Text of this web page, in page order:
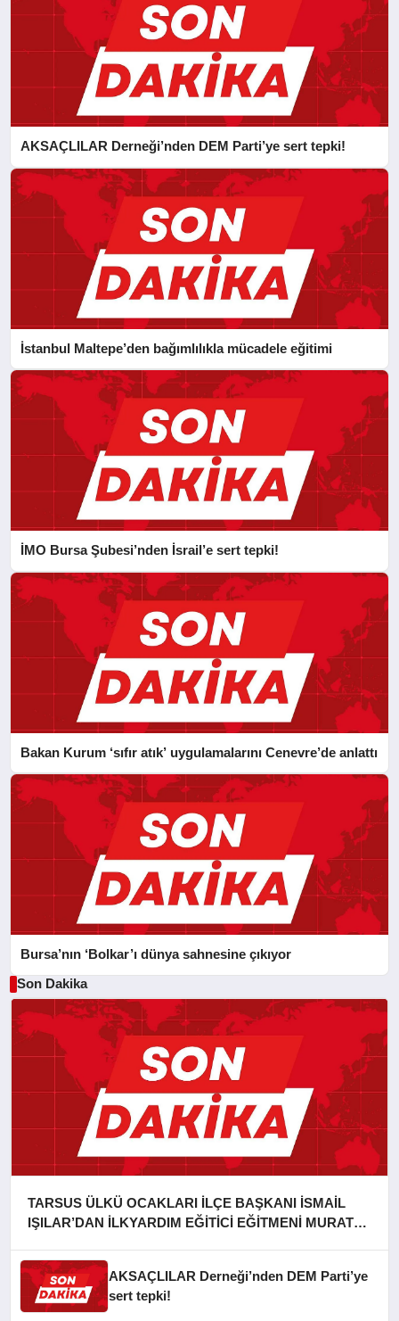
AKSAÇLILAR Derneği’nden DEM Parti’ye sert tepki!
İstanbul Maltepe’den bağımlılıkla mücadele eğitimi
İMO Bursa Şubesi’nden İsrail’e sert tepki!
Bakan Kurum ‘sıfır atık’ uygulamalarını Cenevre’de anlattı
Bursa’nın ‘Bolkar’ı dünya sahnesine çıkıyor
Son Dakika
TARSUS ÜLKÜ OCAKLARI İLÇE BAŞKANI İSMAİL
IŞILAR’DAN İLKYARDIM EĞİTİCİ EĞİTMENİ MURAT
AKSAÇLILAR Derneği’nden DEM Parti’ye
sert tepki!